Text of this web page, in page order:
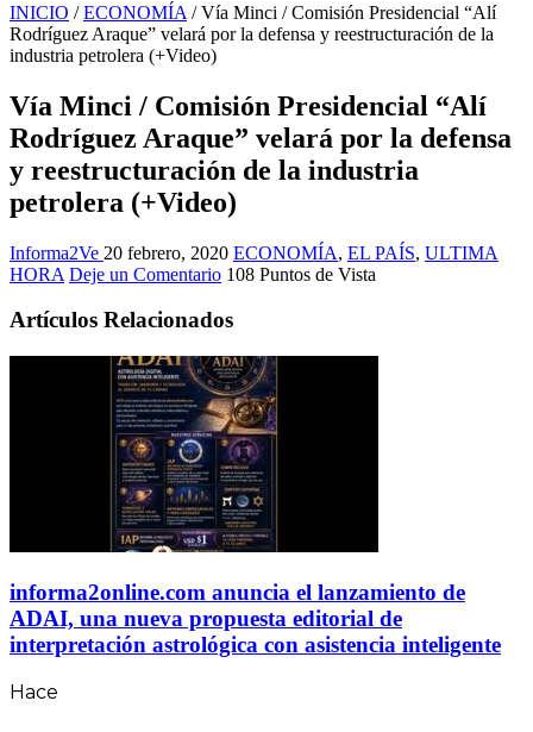
INICIO / ECONOMÍA / Vía Minci / Comisión Presidencial “Alí
Rodríguez Araque” velará por la defensa y reestructuración de la
industria petrolera (+Video)
Vía Minci / Comisión Presidencial “Alí
Rodríguez Araque” velará por la defensa
y reestructuración de la industria
petrolera (+Video)
Informa2Ve 20 febrero, 2020 ECONOMÍA, EL PAÍS, ULTIMA
HORA Deje un Comentario 108 Puntos de Vista
Artículos Relacionados
informa2online.com anuncia el lanzamiento de
ADAI, una nueva propuesta editorial de
interpretación astrológica con asistencia inteligente
Hace